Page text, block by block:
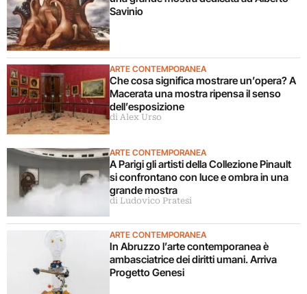
Savinio
ARTE CONTEMPORANEA
Che cosa significa mostrare un’opera? A
Macerata una mostra ripensa il senso
dell’esposizione
di Alex Urso
ARTE CONTEMPORANEA
A Parigi gli artisti della Collezione Pinault
si confrontano con luce e ombra in una
grande mostra
di Ludovico Pratesi
ARTE CONTEMPORANEA
In Abruzzo l’arte contemporanea è
ambasciatrice dei diritti umani. Arriva
Progetto Genesi